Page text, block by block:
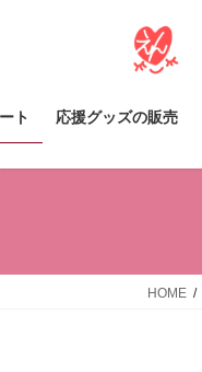
ツ
へ
ス
シ
ョ
ン
ト 応援グッズの販売
HOME